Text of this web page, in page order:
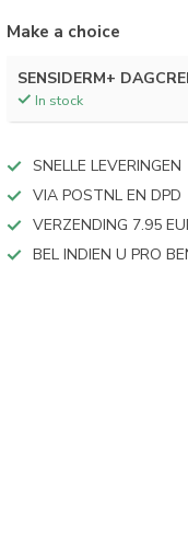
Make a choice
SENSIDERM+
In stock
SNELLE LEVERINGEN
VIA POSTNL EN DPD
VERZENDING 7.95
BEL INDIEN U PRO